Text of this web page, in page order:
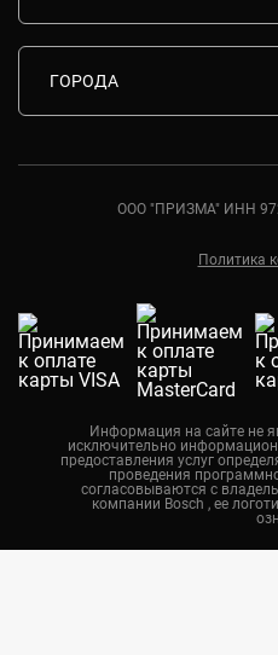
Комплектующие
Контакты
Ремонт кондиционеров
ГОРОДА
Санкт-Петербург
Новосибирск
Калининград
Челябинск
Казань
Воронеж
ООО "ПРИЗМА" ИНН
Политика
Информация на сайте не
исключительно
предоставления услуг
проведения
согласовываются с
компании Bosch , ее